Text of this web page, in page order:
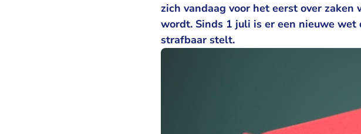
zich vandaag voor het eerst over
wordt. Sinds 1 juli is er een nieuwe
strafbaar stelt.